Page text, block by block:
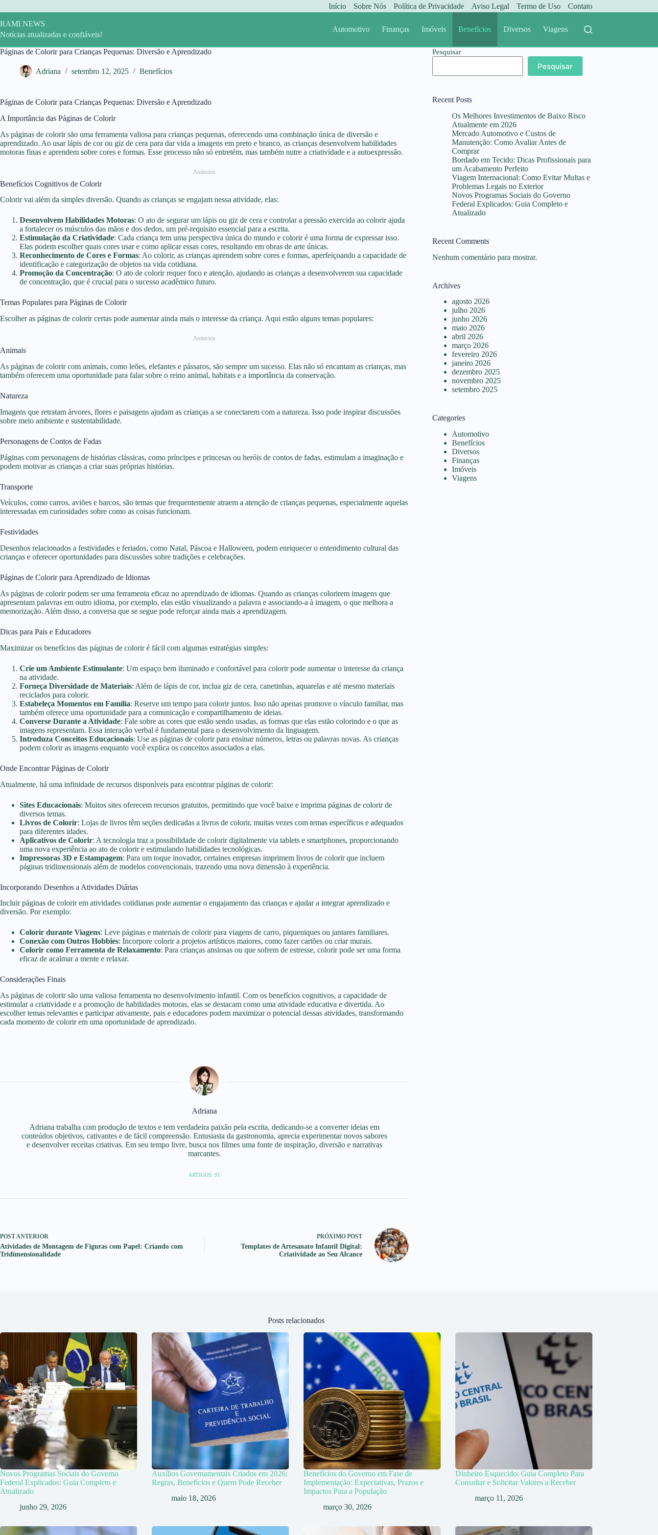
para
o
conteúdo
Início Sobre Nós Política de Privacidade Aviso Legal Termo de Uso Contato
RAMI NEWS
Notícias atualizadas e confiáveis!
Automotivo Finanças Imóveis Benefícios Diversos Viagens
Páginas de Colorir para Crianças Pequenas: Diversão e Aprendizado
Adriana setembro 12, 2025 Benefícios
Páginas de Colorir para Crianças Pequenas: Diversão e Aprendizado
A Importância das Páginas de Colorir
As páginas de colorir são uma ferramenta valiosa para crianças pequenas, oferecendo uma combinação única de diversão e
aprendizado. Ao usar lápis de cor ou giz de cera para dar vida a imagens em preto e branco, as crianças desenvolvem habilidades
motoras finas e aprendem sobre cores e formas. Esse processo não só entretém, mas também nutre a criatividade e a autoexpressão.
Anúncios
Benefícios Cognitivos de Colorir
Colorir vai além da simples diversão. Quando as crianças se engajam nessa atividade, elas:
Desenvolvem Habilidades Motoras: O ato de segurar um lápis ou giz de cera e controlar a pressão exercida ao colorir ajuda
a fortalecer os músculos das mãos e dos dedos, um pré-requisito essencial para a escrita.
Estimulação da Criatividade: Cada criança tem uma perspectiva única do mundo e colorir é uma forma de expressar isso.
Elas podem escolher quais cores usar e como aplicar essas cores, resultando em obras de arte únicas.
Reconhecimento de Cores e Formas: Ao colorir, as crianças aprendem sobre cores e formas, aperfeiçoando a capacidade de
identificação e categorização de objetos na vida cotidiana.
Promoção da Concentração: O ato de colorir requer foco e atenção, ajudando as crianças a desenvolverem sua capacidade
de concentração, que é crucial para o sucesso acadêmico futuro.
Temas Populares para Páginas de Colorir
Escolher as páginas de colorir certas pode aumentar ainda mais o interesse da criança. Aqui estão alguns temas populares:
Anúncios
Animais
As páginas de colorir com animais, como leões, elefantes e pássaros, são sempre um sucesso. Elas não só encantam as crianças, mas
também oferecem uma oportunidade para falar sobre o reino animal, habitats e a importância da conservação.
Natureza
Imagens que retratam árvores, flores e paisagens ajudam as crianças a se conectarem com a natureza. Isso pode inspirar discussões
sobre meio ambiente e sustentabilidade.
Personagens de Contos de Fadas
Páginas com personagens de histórias clássicas, como príncipes e princesas ou heróis de contos de fadas, estimulam a imaginação e
podem motivar as crianças a criar suas próprias histórias.
Transporte
Veículos, como carros, aviões e barcos, são temas que frequentemente atraem a atenção de crianças pequenas, especialmente aquelas
interessadas em curiosidades sobre como as coisas funcionam.
Festividades
Desenhos relacionados a festividades e feriados, como Natal, Páscoa e Halloween, podem enriquecer o entendimento cultural das
crianças e oferecer oportunidades para discussões sobre tradições e celebrações.
Páginas de Colorir para Aprendizado de Idiomas
As páginas de colorir podem ser uma ferramenta eficaz no aprendizado de idiomas. Quando as crianças colorirem imagens que
apresentam palavras em outro idioma, por exemplo, elas estão visualizando a palavra e associando-a à imagem, o que melhora a
memorização. Além disso, a conversa que se segue pode reforçar ainda mais a aprendizagem.
Dicas para Pais e Educadores
Maximizar os benefícios das páginas de colorir é fácil com algumas estratégias simples:
Crie um Ambiente Estimulante: Um espaço bem iluminado e confortável para colorir pode aumentar o interesse da criança
na atividade.
Forneça Diversidade de Materiais: Além de lápis de cor, inclua giz de cera, canetinhas, aquarelas e até mesmo materiais
reciclados para colorir.
Estabeleça Momentos em Família: Reserve um tempo para colorir juntos. Isso não apenas promove o vínculo familiar, mas
também oferece uma oportunidade para a comunicação e compartilhamento de ideias.
Converse Durante a Atividade: Fale sobre as cores que estão sendo usadas, as formas que elas estão colorindo e o que as
imagens representam. Essa interação verbal é fundamental para o desenvolvimento da linguagem.
Introduza Conceitos Educacionais: Use as páginas de colorir para ensinar números, letras ou palavras novas. As crianças
podem colorir as imagens enquanto você explica os conceitos associados a elas.
Onde Encontrar Páginas de Colorir
Atualmente, há uma infinidade de recursos disponíveis para encontrar páginas de colorir:
Sites Educacionais: Muitos sites oferecem recursos gratuitos, permitindo que você baixe e imprima páginas de colorir de
diversos temas.
Livros de Colorir: Lojas de livros têm seções dedicadas a livros de colorir, muitas vezes com temas específicos e adequados
para diferentes idades.
Aplicativos de Colorir: A tecnologia traz a possibilidade de colorir digitalmente via tablets e smartphones, proporcionando
uma nova experiência ao ato de colorir e estimulando habilidades tecnológicas.
Impressoras 3D e Estampagem: Para um toque inovador, certaines empresas imprimem livros de colorir que incluem
páginas tridimensionais além de modelos convencionais, trazendo uma nova dimensão à experiência.
Incorporando Desenhos a Atividades Diárias
Incluir páginas de colorir em atividades cotidianas pode aumentar o engajamento das crianças e ajudar a integrar aprendizado e
diversão. Por exemplo:
Colorir durante Viagens: Leve páginas e materiais de colorir para viagens de carro, piqueniques ou jantares familiares.
Conexão com Outros Hobbies: Incorpore colorir a projetos artísticos maiores, como fazer cartões ou criar murais.
Colorir como Ferramenta de Relaxamento: Para crianças ansiosas ou que sofrem de estresse, colorir pode ser uma forma
eficaz de acalmar a mente e relaxar.
Considerações Finais
As páginas de colorir são uma valiosa ferramenta no desenvolvimento infantil. Com os benefícios cognitivos, a capacidade de
estimular a criatividade e a promoção de habilidades motoras, elas se destacam como uma atividade educativa e divertida. Ao
escolher temas relevantes e participar ativamente, pais e educadores podem maximizar o potencial dessas atividades, transformando
cada momento de colorir em uma oportunidade de aprendizado.
Adriana
Adriana trabalha com produção de textos e tem verdadeira paixão pela escrita, dedicando-se a converter ideias em
conteúdos objetivos, cativantes e de fácil compreensão. Entusiasta da gastronomia, aprecia experimentar novos sabores
e desenvolver receitas criativas. Em seu tempo livre, busca nos filmes uma fonte de inspiração, diversão e narrativas
marcantes.
ARTIGOS: 91
POSTANTERIOR
Atividades de Montagem de Figuras com Papel: Criando com
Tridimensionalidade
PRÓXIMO POST
Templates de Artesanato Infantil Digital:
Criatividade ao Seu Alcance
Pesquisar
Pesquisar
Recent Posts
Os Melhores Investimentos de Baixo Risco
Atualmente em 2026
Mercado Automotivo e Custos de
Manutenção: Como Avaliar Antes de
Comprar
Bordado em Tecido: Dicas Profissionais para
um Acabamento Perfeito
Viagem Internacional: Como Evitar Multas e
Problemas Legais no Exterior
Novos Programas Sociais do Governo
Federal Explicados: Guia Completo e
Atualizado
Recent Comments
Nenhum comentário para mostrar.
Archives
agosto 2026
julho 2026
junho 2026
maio 2026
abril 2026
março 2026
fevereiro 2026
janeiro 2026
dezembro 2025
novembro 2025
setembro 2025
Categories
Automotivo
Benefícios
Diversos
Finanças
Imóveis
Viagens
Posts relacionados
Novos Programas Sociais do Governo
Federal Explicados: Guia Completo e
Atualizado
junho 29, 2026
Auxílios Governamentais Criados em 2026:
Regras, Benefícios e Quem Pode Receber
maio 18, 2026
Benefícios do Governo em Fase de
Implementação: Expectativas, Prazos e
Impactos Para a População
março 30, 2026
Dinheiro Esquecido: Guia Completo Para
Consultar e Solicitar Valores a Receber
março 11, 2026